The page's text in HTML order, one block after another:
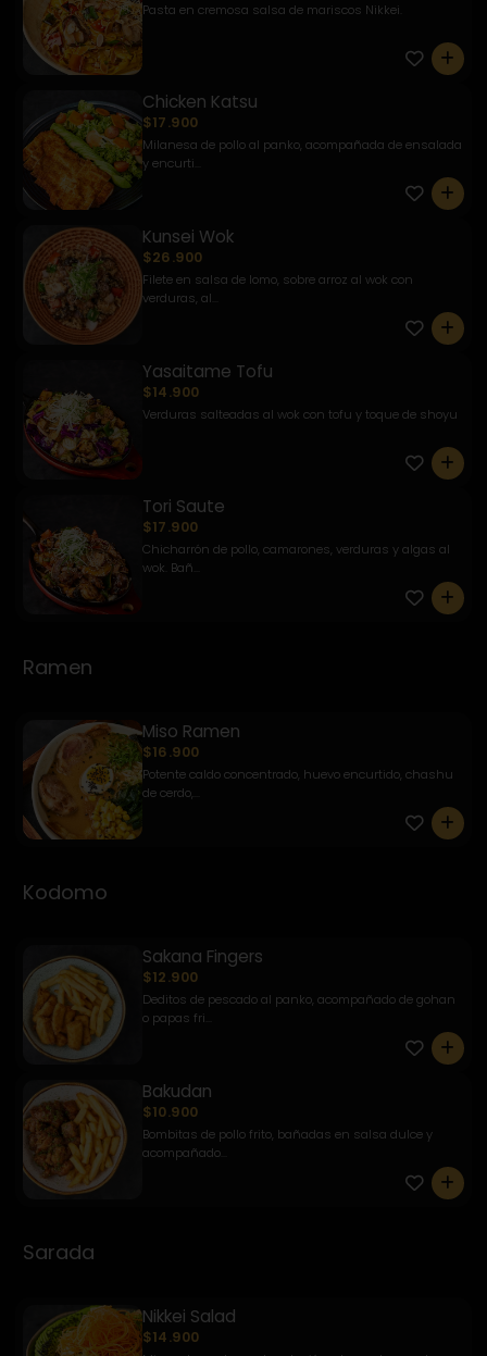
Pasta en cremosa salsa de mariscos Nikkei.
0
Chicken Katsu
$17.900
Milanesa de pollo al panko, acompañada de ensalada
y encurti...
0
Kunsei Wok
$26.900
Filete en salsa de lomo, sobre arroz al wok con
verduras, al...
0
Yasaitame Tofu
$14.900
Verduras salteadas al wok con tofu y toque de shoyu
0
Tori Saute
$17.900
Chicharrón de pollo, camarones, verduras y algas al
wok. Bañ...
0
Ramen
Miso Ramen
$16.900
Potente caldo concentrado, huevo encurtido, chashu
de cerdo,...
0
Kodomo
Sakana Fingers
$12.900
Deditos de pescado al panko, acompañado de gohan
o papas fri...
0
Bakudan
$10.900
Bombitas de pollo frito, bañadas en salsa dulce y
acompañado...
0
Sarada
Nikkei Salad
$14.900